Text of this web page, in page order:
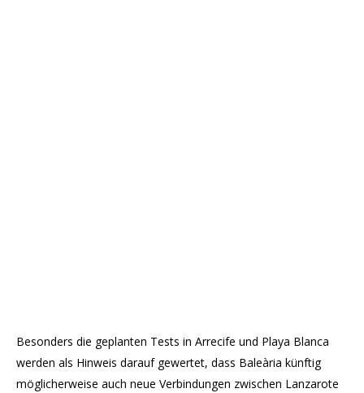
Besonders die geplanten Tests in Arrecife und Playa Blanca
werden als Hinweis darauf gewertet, dass Baleària künftig
möglicherweise auch neue Verbindungen zwischen Lanzarote